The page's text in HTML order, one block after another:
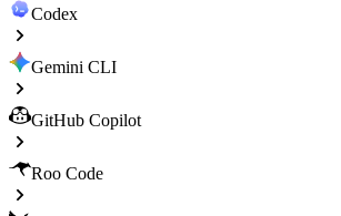
Codex
Gemini CLI
GitHub Copilot
Roo Code